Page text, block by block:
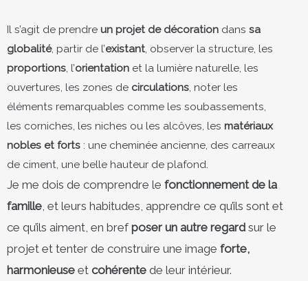
Il s’agit de prendre un projet de décoration dans sa
globalité, partir de l’existant , observer la structure, les
proportions , l’orientation et la lumière naturelle, les
ouvertures, les zones de circulations , noter les
éléments remarquables comme les soubassements,
les corniches, les niches ou les alcôves, les matériaux
nobles et forts : une cheminée ancienne, des carreaux
de ciment, une belle hauteur de plafond.
Je me dois de comprendre le fonctionnement de la
famille , et leurs habitudes, apprendre ce qu’ils sont et
ce qu’ils aiment, en bref poser un autre regard sur le
projet et tenter de construire une image forte,
harmonieuse et cohérente de leur intérieur.